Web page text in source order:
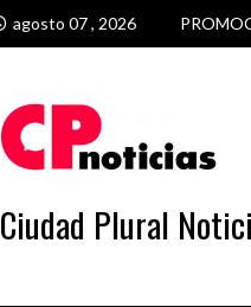
agosto 07 , 2026
Ciudad Plural